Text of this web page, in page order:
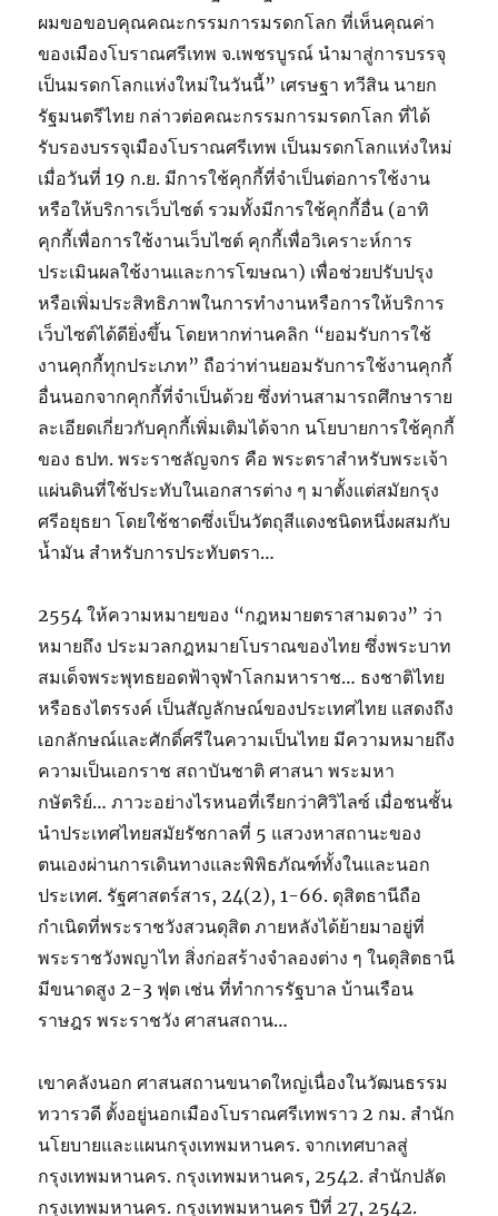
ผมขอขอบคุณคณะกรรมการมรดกโลก ที่เห็นคุณค่า
ของเมืองโบราณศรีเทพ จ.เพชรบูรณ์ นำมาสู่การบรรจุ
เป็นมรดกโลกแห่งใหม่ในวันนี้” เศรษฐา ทวีสิน นายก
รัฐมนตรีไทย กล่าวต่อคณะกรรมการมรดกโลก ที่ได้
รับรองบรรจุเมืองโบราณศรีเทพ เป็นมรดกโลกแห่งใหม่
เมื่อวันที่ 19 ก.ย. มีการใช้คุกกี้ที่จำเป็นต่อการใช้งาน
หรือให้บริการเว็บไซต์ รวมทั้งมีการใช้คุกกี้อื่น (อาทิ
คุกกี้เพื่อการใช้งานเว็บไซต์ คุกกี้เพื่อวิเคราะห์การ
ประเมินผลใช้งานและการโฆษณา) เพื่อช่วยปรับปรุง
หรือเพิ่มประสิทธิภาพในการทำงานหรือการให้บริการ
เว็บไซต์ได้ดียิ่งขึ้น โดยหากท่านคลิก “ยอมรับการใช้
งานคุกกี้ทุกประเภท” ถือว่าท่านยอมรับการใช้งานคุกกี้
อื่นนอกจากคุกกี้ที่จำเป็นด้วย ซึ่งท่านสามารถศึกษาราย
ละเอียดเกี่ยวกับคุกกี้เพิ่มเติมได้จาก นโยบายการใช้คุกกี้
ของ ธปท. พระราชลัญจกร คือ พระตราสำหรับพระเจ้า
แผ่นดินที่ใช้ประทับในเอกสารต่าง ๆ มาตั้งแต่สมัยกรุง
ศรีอยุธยา โดยใช้ชาดซึ่งเป็นวัตถุสีแดงชนิดหนึ่งผสมกับ
น้ำมัน สำหรับการประทับตรา…
2554 ให้ความหมายของ “กฎหมายตราสามดวง” ว่า
หมายถึง ประมวลกฎหมายโบราณของไทย ซึ่งพระบาท
สมเด็จพระพุทธยอดฟ้าจุฬาโลกมหาราช… ธงชาติไทย
หรือธงไตรรงค์ เป็นสัญลักษณ์ของประเทศไทย แสดงถึง
เอกลักษณ์และศักดิ์ศรีในความเป็นไทย มีความหมายถึง
ความเป็นเอกราช สถาบันชาติ ศาสนา พระมหา
กษัตริย์… ภาวะอย่างไรหนอที่เรียกว่าศิวิไลซ์ เมื่อชนชั้น
นำประเทศไทยสมัยรัชกาลที่ 5 แสวงหาสถานะของ
ตนเองผ่านการเดินทางและพิพิธภัณฑ์ทั้งในและนอก
ประเทศ. รัฐศาสตร์สาร, 24(2), 1-66. ดุสิตธานีถือ
กำเนิดที่พระราชวังสวนดุสิต ภายหลังได้ย้ายมาอยู่ที่
พระราชวังพญาไท สิ่งก่อสร้างจำลองต่าง ๆ ในดุสิตธานี
มีขนาดสูง 2-3 ฟุต เช่น ที่ทำการรัฐบาล บ้านเรือน
ราษฎร พระราชวัง ศาสนสถาน…
เขาคลังนอก ศาสนสถานขนาดใหญ่เนื่องในวัฒนธรรม
ทวารวดี ตั้งอยู่นอกเมืองโบราณศรีเทพราว 2 กม. สำนัก
นโยบายและแผนกรุงเทพมหานคร. จากเทศบาลสู่
กรุงเทพมหานคร. กรุงเทพมหานคร, 2542. สำนักปลัด
กรุงเทพมหานคร. กรุงเทพมหานคร ปีที่ 27, 2542.